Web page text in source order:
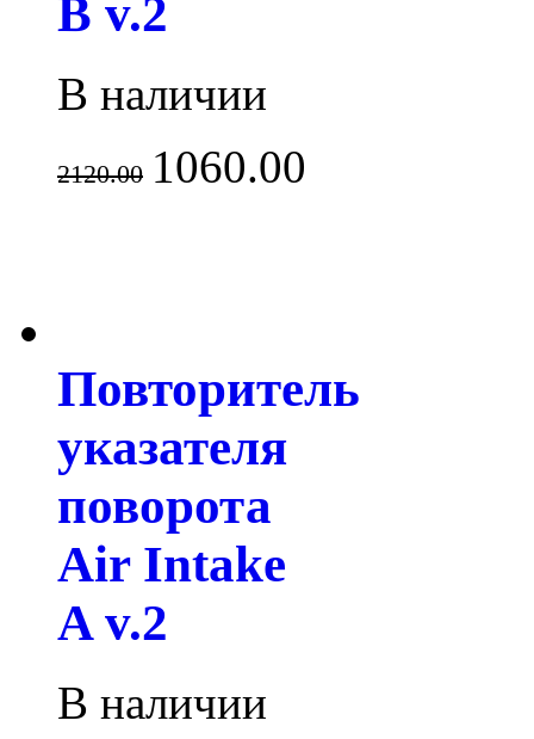
B v.2
В наличии
2120.00 1060.00
Повторитель
указателя
поворота
Air Intake
A v.2
В наличии